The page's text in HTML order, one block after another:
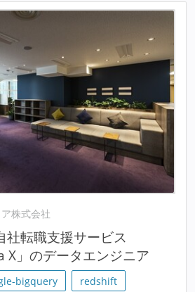
株式会社
社転職支援サービス
X」のデータエンジニア
bigquery
redshift